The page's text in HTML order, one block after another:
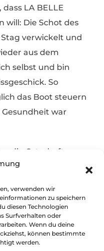
verwenden wir
zu speichern
diesen Technologien
Surfverhalten oder
Wenn du deine
können bestimmte
werden.
LA BELLE
will: Die Schot des
verwickelt und
aus dem
selbst und bin
So
das Boot steuern
war
die Ortschaften
verbergen
und meine
stoßt bei Susanne
Unverständnis.
in den Süden
werden die